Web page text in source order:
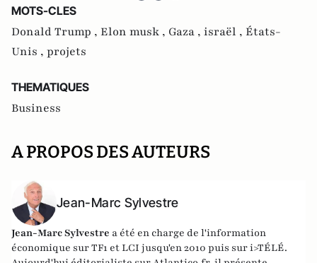
MOTS-CLES
Donald Trump , Elon musk , Gaza , israël , États-
Unis , projets
THEMATIQUES
Business
A PROPOS DES AUTEURS
Jean-Marc Sylvestre
Jean-Marc Sylvestre a été en charge de l'information
économique sur TF1 et LCI jusqu'en 2010 puis sur i>TÉLÉ.